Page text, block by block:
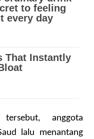
anggota
lalu menantang